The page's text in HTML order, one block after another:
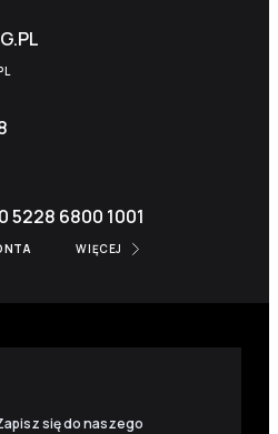
5228 6800 1001
WIĘCEJ
się do naszego